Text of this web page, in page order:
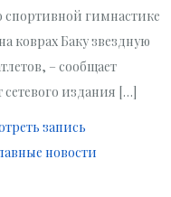
спортивной гимнастике
коврах Баку звездную
– сообщает
сетевого издания […]
запись
новости